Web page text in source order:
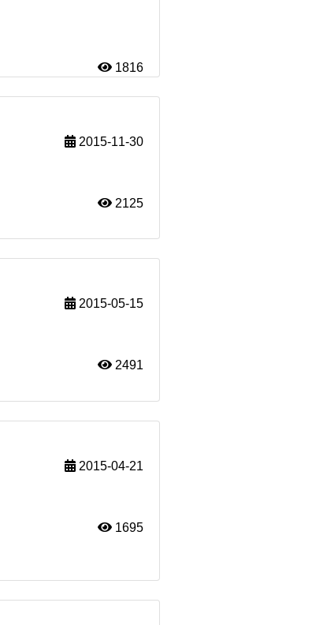
1816
2015-11-30
2125
2015-05-15
2491
2015-04-21
1695